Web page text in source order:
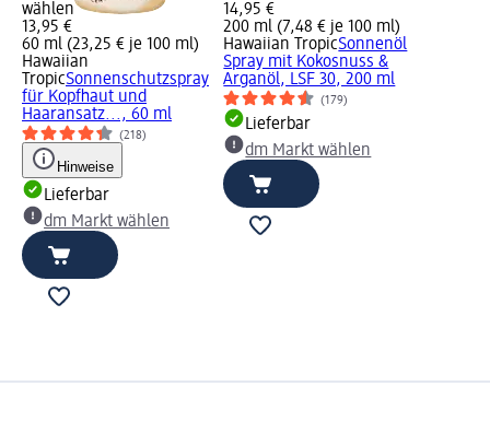
wählen
13,95 €
60 ml (23,25 € je 100 ml)
Hawaiian
TropicSonnenschutzspray
für Kopfhaut und
Haaransatz..., 60 ml
(218)
Hinweise
Lieferbar
dm Markt wählen
14,95 €
200 ml (7,48 € je 100 ml)
Hawaiian TropicSonnenöl
Spray mit Kokosnuss &
Arganöl, LSF 30, 200 ml
(179)
Lieferbar
dm Markt wählen